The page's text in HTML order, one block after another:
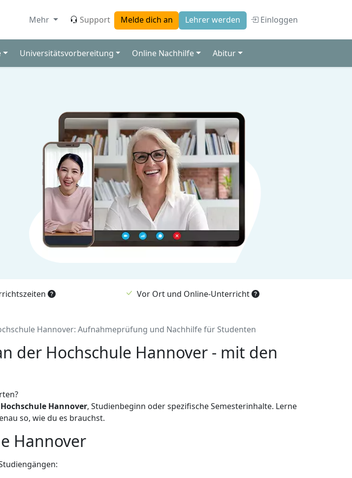
Mehr Support Melde dich an Lehrer werden Einloggen
Universitätsvorbereitung Online Nachhilfe Abitur
Vor Ort und Online-Unterricht
Hannover: Aufnahmeprüfung und Nachhilfe für Studenten
der Hochschule Hannover - mit den
Hannover, Studienbeginn oder spezifische Semesterinhalte. Lerne
so, wie du es brauchst.
Hannover